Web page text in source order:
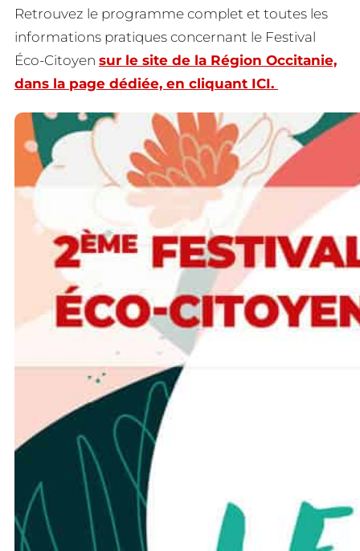
Retrouvez le programme complet et toutes les
informations pratiques concernant le Festival
Éco-Citoyen sur le site de la Région Occitanie,
dans la page dédiée, en cliquant ICI.